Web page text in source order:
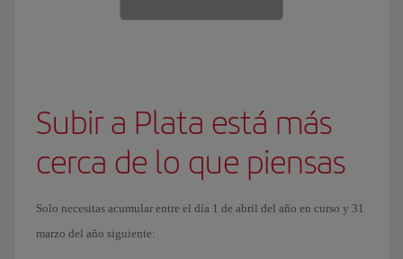
Subir a Plata está más
cerca de lo que piensas
Solo necesitas acumular entre el día 1 de abril del año en curso y 31
marzo del año siguiente: